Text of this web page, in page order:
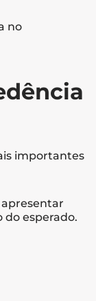
no
importantes
do esperado.